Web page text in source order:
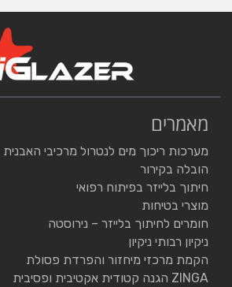
מאמרים
מערכות ריכוך מים לנטרול מרכיבי האבנית
הובלה בקירור
חיתוך בלייזר בפיתוח רפואי
מוצרי בטיחות
חומרים לחיתוך בלייזר – נירוסטה
ניקיון רבותי ניקיון
הקמת מרכזי מיחזור והפרדת פסולת
ZINGA הגנה קטודית אקטיבית ופסיבית